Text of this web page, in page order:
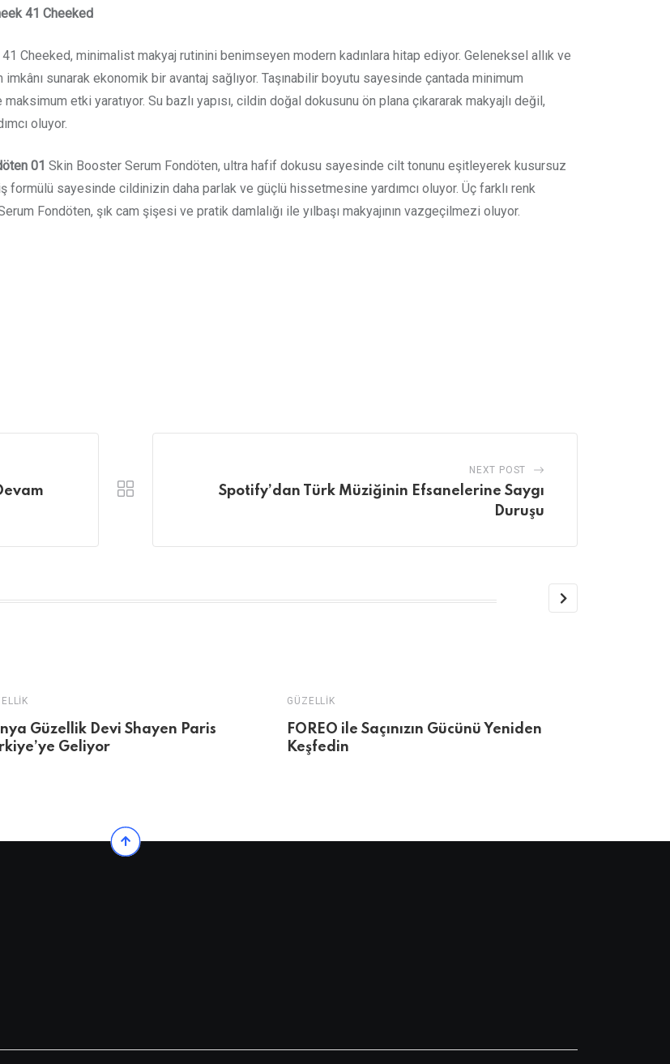
41 Cheeked
Cheeked, minimalist makyaj rutinini benimseyen modern kadınlara hitap ediyor. Geleneksel allık ve
sunarak ekonomik bir avantaj sağlıyor. Taşınabilir boyutu sayesinde çantada minimum
etki yaratıyor. Su bazlı yapısı, cildin doğal dokusunu ön plana çıkararak makyajlı değil,
oluyor.
01 Skin Booster Serum Fondöten, ultra hafif dokusu sayesinde cilt tonunu eşitleyerek kusursuz
sayesinde cildinizin daha parlak ve güçlü hissetmesine yardımcı oluyor. Üç farklı renk
Fondöten, şık cam şişesi ve pratik damlalığı ile yılbaşı makyajının vazgeçilmezi oluyor.
NEXT POST
Spotify’dan Türk Müziğinin Efsanelerine Saygı
Duruşu
Güzellik Devi Shayen Paris
Geliyor
GÜZELLIK
FOREO ile Saçınızın Gücünü Yeniden
Keşfedin